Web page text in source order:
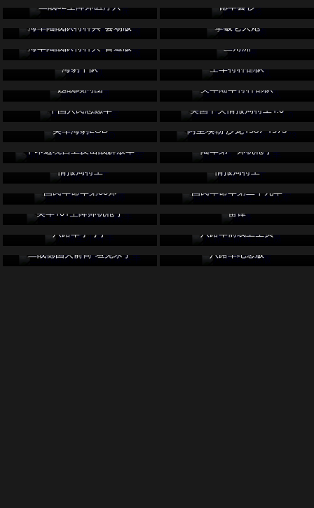
二战82空降师医疗兵 德军套衫
海军陆战队特种兵-会场版 拿破仑火炮
海军陆战队特种兵-普通版 三角洲
海豹十队 空军特种部队
越战顾问团 美军陆军特种部队
中国人民志愿军 美国中央情报局特工1.0
美军海豹EOD 阿里埃勒·沙龙1967-1973
中印边境自卫反击战解放军 陆军第一师机枪手
情报局特工 情报局特工
国民革命军第88师 国民革命军第二十九军
美军101空降师机枪手 雷锋
八路军小号手 八路军前线卫生员
二战德国火箭筒-坦克杀手 八路军纪念版